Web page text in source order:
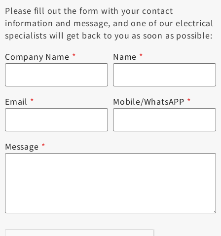
Please fill out the form with your contact
information and message, and one of our electrical
specialists will get back to you as soon as possible:
Company Name * Name *
Email * Mobile/WhatsAPP *
Message *